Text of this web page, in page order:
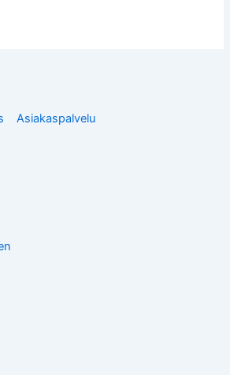
Asiakaspalvelu